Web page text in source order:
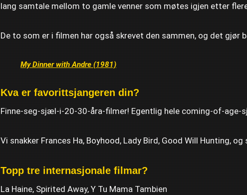
lang samtale mellom to gamle venner som møtes igjen etter
De to som er i filmen har også skrevet den sammen, og det gjør
My Dinner with Andre (1981)
Kva er favorittsjangeren din?
Finne-seg-sjæl-i-20-30-åra-filmer! Egentlig hele coming-of-age-
Vi snakker Frances Ha, Boyhood, Lady Bird, Good Will Hunting,
Topp tre internasjonale filmar?
La Haine, Spirited Away, Y Tu Mama Tambien